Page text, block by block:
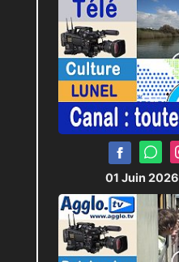
01 Juin 2026